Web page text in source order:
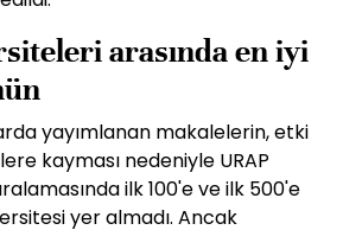
arasında en iyi
yayımlanan makalelerin, etki
kayması nedeniyle URAP
ilk 100'e ve ilk 500'e
yer almadı. Ancak